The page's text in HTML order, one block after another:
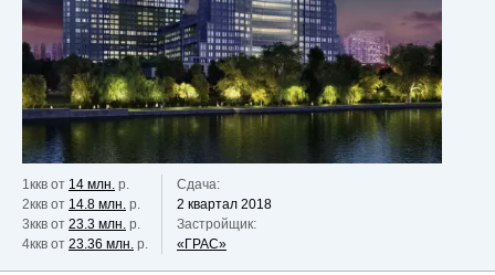
1ккв от 14 млн. р.
2ккв от 14.8 млн. р.
3ккв от 23.3 млн. р.
4ккв от 23.36 млн. р.
Сдача:
2 квартал 2018
Застройщик:
«ГРАС»